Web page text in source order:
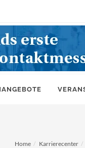
Home Karrierecenter